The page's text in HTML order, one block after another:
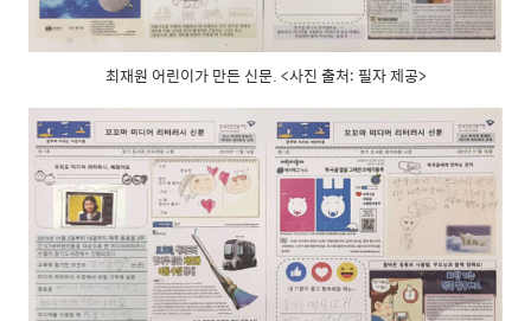
최재원 어린이가 만든 신문. <사진 출처: 필자 제공>